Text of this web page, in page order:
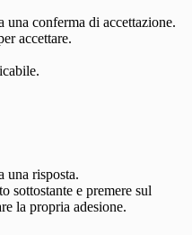
una conferma di accettazione.
accettare.
una risposta.
sottostante e premere sul
la propria adesione.